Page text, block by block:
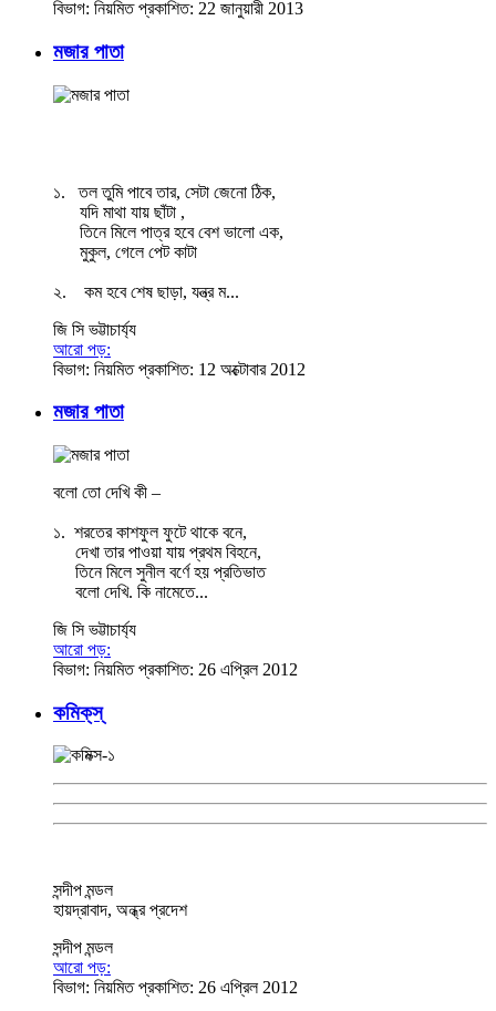
বিভাগ: নিয়মিত প্রকাশিত: 22 জানুয়ারী 2013
মজার পাতা
১. তল তুমি পাবে তার, সেটা জেনো ঠিক,
যদি মাথা যায় ছাঁটা ,
তিনে মিলে পাত্র হবে বেশ ভালো এক,
মুকুল, গেলে পেট কাটা
২. কম হবে শেষ ছাড়া, যন্ত্র ম...
জি সি ভট্টাচার্য্য
আরো পড়:
বিভাগ: নিয়মিত প্রকাশিত: 12 অক্টোবার 2012
মজার পাতা
বলো তো দেখি কী –
১. শরতের কাশফুল ফুটে থাকে বনে,
দেখা তার পাওয়া যায় প্রথম বিহনে,
তিনে মিলে সুনীল বর্ণে হয় প্রতিভাত
বলো দেখি. কি নামেতে...
জি সি ভট্টাচার্য্য
আরো পড়:
বিভাগ: নিয়মিত প্রকাশিত: 26 এপ্রিল 2012
কমিক্‌স্‌
সন্দীপ মন্ডল
হায়দ্রাবাদ, অন্ধ্র প্রদেশ
সন্দীপ মন্ডল
আরো পড়:
বিভাগ: নিয়মিত প্রকাশিত: 26 এপ্রিল 2012